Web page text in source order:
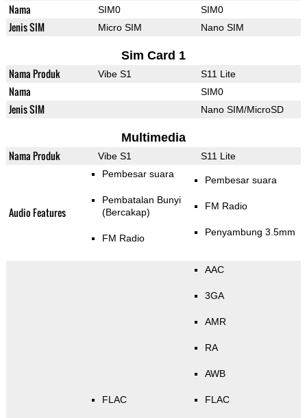
Nama SIM0 SIM0
Jenis SIM Micro SIM Nano SIM
Sim Card 1
Nama Produk Vibe S1 S11 Lite
Nama SIM0
Jenis SIM Nano SIM/MicroSD
Multimedia
Nama Produk Vibe S1 S11 Lite
Audio Features
Pembesar suara
Pembatalan Bunyi
(Bercakap)
FM Radio
Pembesar suara
FM Radio
Penyambung 3.5mm
FLAC
AAC
3GA
AMR
RA
AWB
FLAC